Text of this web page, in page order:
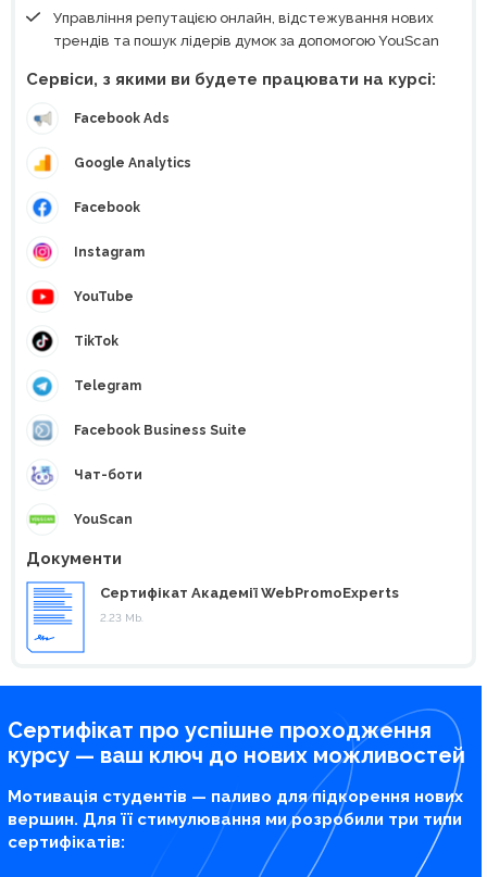
Управління репутацією онлайн, відстежування нових
трендів та пошук лідерів думок за допомогою YouScan
Сервіси, з якими ви будете працювати на курсі:
Facebook Ads
Google Analytics
Facebook
Instagram
YouTube
TikTok
Telegram
Facebook Business Suite
Чат-боти
YouScan
Документи
Сертифікат Академії WebPromoExperts
2.23 Mb.
Сертифікат про успішне проходження
курсу — ваш ключ до нових можливостей
Мотивація студентів — паливо для підкорення нових
вершин. Для її стимулювання ми розробили три типи
сертифікатів: